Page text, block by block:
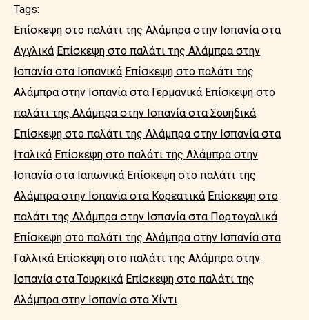
Tags:
Επίσκεψη στο παλάτι της Αλάμπρα στην Ισπανία στα
Αγγλικά Επίσκεψη στο παλάτι της Αλάμπρα στην
Ισπανία στα Ισπανικά Επίσκεψη στο παλάτι της
Αλάμπρα στην Ισπανία στα Γερμανικά Επίσκεψη στο
παλάτι της Αλάμπρα στην Ισπανία στα Σουηδικά
Επίσκεψη στο παλάτι της Αλάμπρα στην Ισπανία στα
Ιταλικά Επίσκεψη στο παλάτι της Αλάμπρα στην
Ισπανία στα Ιαπωνικά Επίσκεψη στο παλάτι της
Αλάμπρα στην Ισπανία στα Κορεατικά Επίσκεψη στο
παλάτι της Αλάμπρα στην Ισπανία στα Πορτογαλικά
Επίσκεψη στο παλάτι της Αλάμπρα στην Ισπανία στα
Γαλλικά Επίσκεψη στο παλάτι της Αλάμπρα στην
Ισπανία στα Τουρκικά Επίσκεψη στο παλάτι της
Αλάμπρα στην Ισπανία στα Χίντι